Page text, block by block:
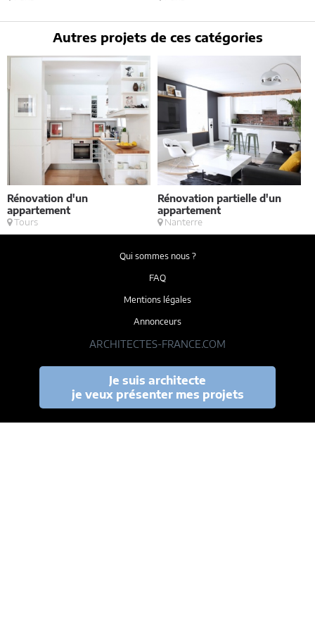
Autres projets de ces catégories
Rénovation d'un
appartement
Tours
Rénovation partielle d'un
appartement
Nanterre
Qui sommes nous ?
FAQ
Mentions légales
Annonceurs
ARCHITECTES-FRANCE.COM
Je suis architecte
je veux présenter mes projets